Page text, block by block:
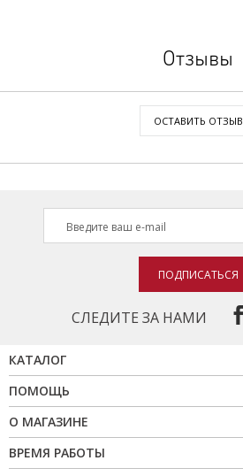
Отзывы
ОСТАВИТЬ ОТЗЫВ
СЛЕДИТЕ ЗА НАМИ
ПОДПИСАТЬСЯ
КАТАЛОГ
ПОМОЩЬ
О МАГАЗИНЕ
ВРЕМЯ РАБОТЫ